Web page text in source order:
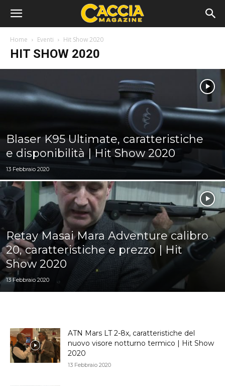
Home Eventi Hit Show 2020
HIT SHOW 2020
Blaser K95 Ultimate, caratteristiche
e disponibilità | Hit Show 2020
13 Febbraio 2020
Retay Masai Mara Adventure calibro
20, caratteristiche e prezzo | Hit
Show 2020
13 Febbraio 2020
ATN Mars LT 2-8x, caratteristiche del
nuovo visore notturno termico | Hit Show
2020
13 Febbraio 2020